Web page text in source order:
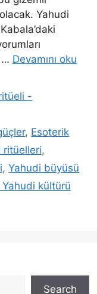
Yahudi
… Devamını oku
-
, Esoterik
ritüelleri,
, Yahudi büyüsü
kültürü
Search